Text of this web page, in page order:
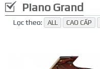
Piano Grand
Lọc theo: ALL CAO CẤP